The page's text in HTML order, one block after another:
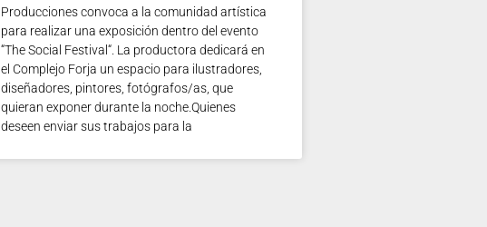
Producciones convoca a la comunidad artística
para realizar una exposición dentro del evento
“The Social Festival“. La productora dedicará en
el Complejo Forja un espacio para ilustradores,
diseñadores, pintores, fotógrafos/as, que
quieran exponer durante la noche.Quienes
deseen enviar sus trabajos para la